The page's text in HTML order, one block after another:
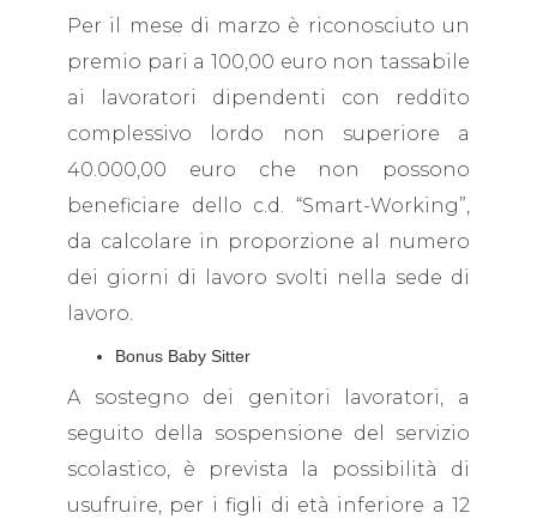
Per il mese di marzo è riconosciuto un
premio pari a 100,00 euro non tassabile
ai lavoratori dipendenti con reddito
complessivo lordo non superiore a
40.000,00 euro che non possono
beneficiare dello c.d. “Smart-Working”,
da calcolare in proporzione al numero
dei giorni di lavoro svolti nella sede di
lavoro.
Bonus Baby Sitter
A sostegno dei genitori lavoratori, a
seguito della sospensione del servizio
scolastico, è prevista la possibilità di
usufruire, per i figli di età inferiore a 12